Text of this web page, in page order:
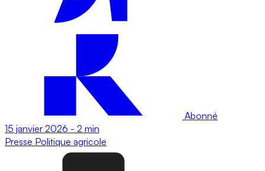
Abonné
15 janvier 2026 - 2 min
Presse Politique agricole